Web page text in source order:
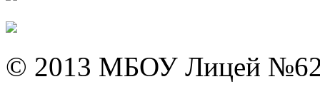
© 2013 МБОУ Лицей